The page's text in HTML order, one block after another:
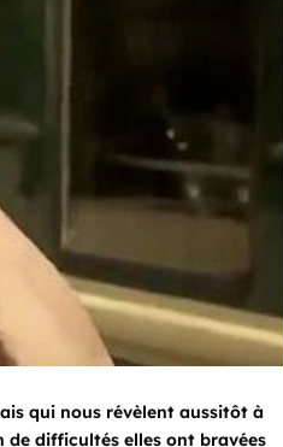
qui nous révèlent aussitôt à
de difficultés elles ont bravées